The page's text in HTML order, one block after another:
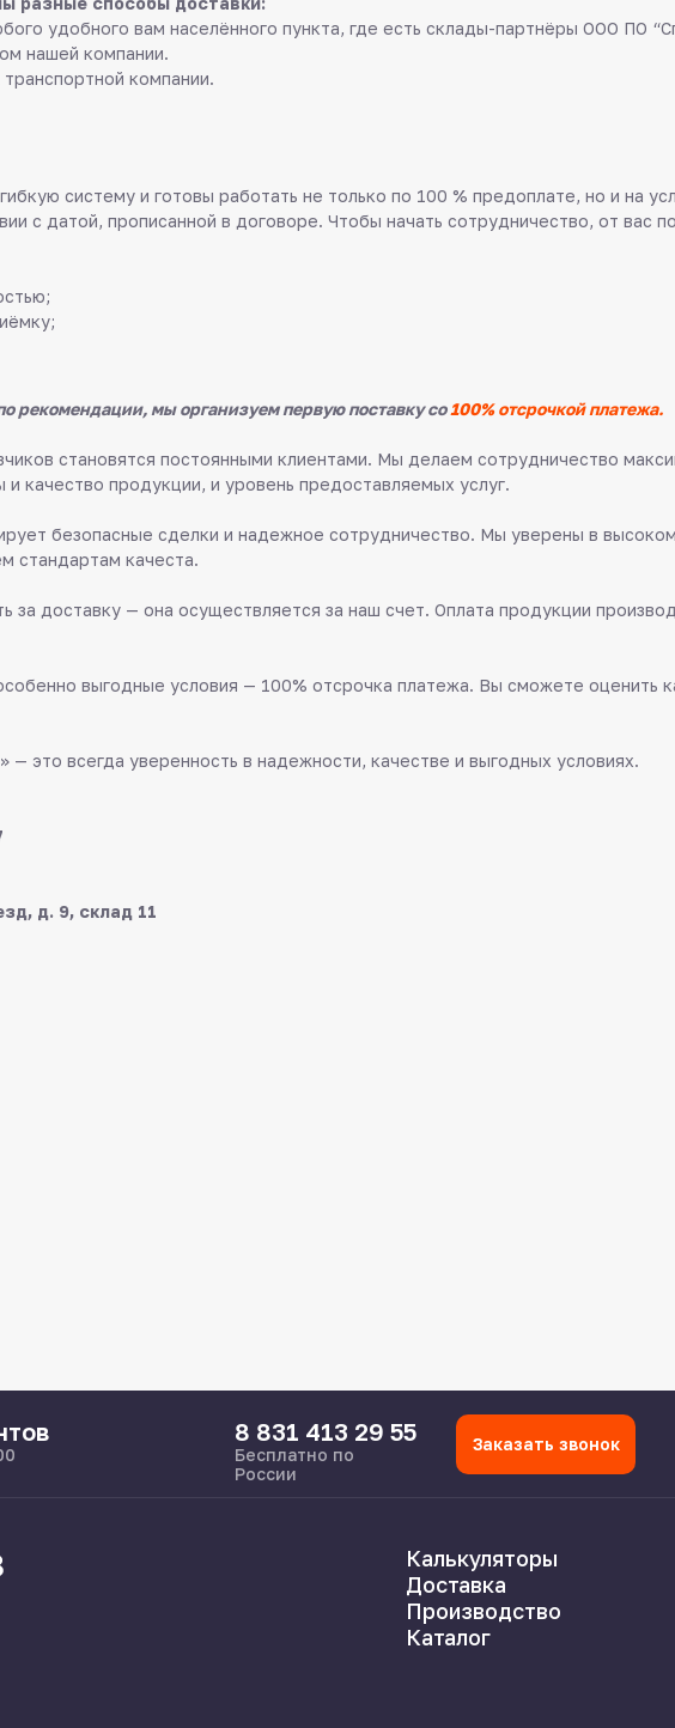
удобного вам населённого пункта, где есть склады-партнёры ООО ПО
нашей компании.
компании.
систему и готовы работать не только по 100 % предоплате, но и на
с датой, прописанной в договоре. Чтобы начать сотрудничество, от вас
рекомендации, мы организуем первую поставку со100% отсрочкой платежа.
становятся постоянными клиентами. Мы делаем сотрудничество
качество продукции, и уровень предоставляемых услуг.
безопасные сделки и надежное сотрудничество. Мы уверены в
стандартам качеста.
за доставку — она осуществляется за наш счет. Оплата продукции
выгодные условия — 100% отсрочка платежа. Вы сможете оценить
это всегда уверенность в надежности, качестве и выгодных условиях.
д. 9, склад 11
Заказать звонок
8 831 413 29 55
Бесплатно по
России
Калькуляторы
Доставка
Производство
Каталог